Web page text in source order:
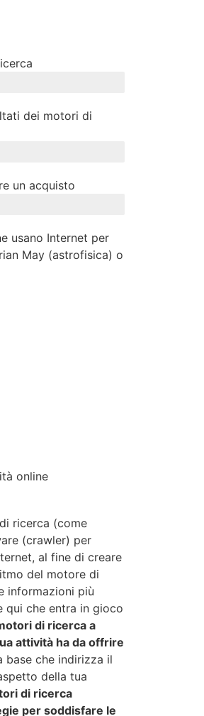
dei motori di
un acquisto
usano Internet per
May (astrofisica) o
online
ricerca (come
(crawler) per
al fine di creare
del motore di
informazioni più
qui che entra in gioco
di ricerca a
attività ha da offrire
base che indirizza il
della tua
di ricerca
per soddisfare le